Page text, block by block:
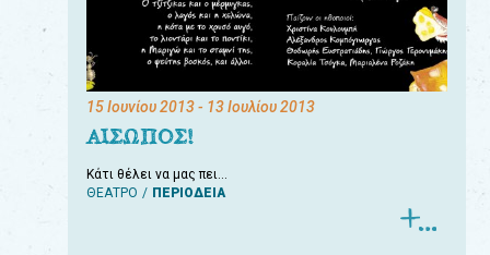
15 Ιουνίου 2013- 13 Ιουλίου 2013
ΑΙΣΩΠΟΣ!
Κάτι θέλει να μας πει…
ΘΕΑΤΡΟ
ΠΕΡΙΟΔΕΙΑ